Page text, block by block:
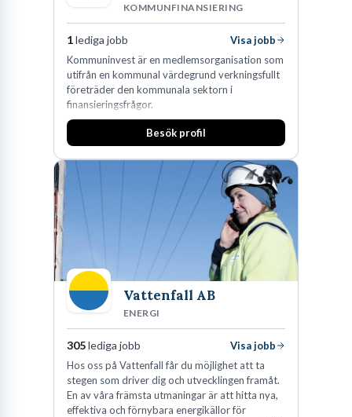
KOMMUNFINANSIERING
1lediga jobb
Visa jobb
Kommuninvest är en medlemsorganisation som
utifrån en kommunal värdegrund verkningsfullt
företräder den kommunala sektorn i
finansieringsfrågor.
Besök profil
Vattenfall AB
ENERGI
305lediga jobb
Visa jobb
Hos oss på Vattenfall får du möjlighet att ta
stegen som driver dig och utvecklingen framåt.
En av våra främsta utmaningar är att hitta nya,
effektiva och förnybara energikällor för